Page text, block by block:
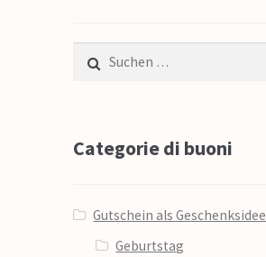
Suche nach:
Categorie di buoni
Gutschein als Geschenksidee
Geburtstag